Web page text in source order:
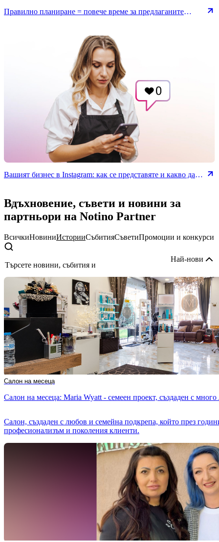
Правилно планиране = повече време за предлаганите
Вашият бизнес в Instagram: как се представяте и какво да
Вдъхновение, съвети и новини за
партньори на Notino Partner
ВсичкиНовиниИсторииСъбитияСъветиПромоции и конкурси
Търсете
събития
или
препоръки
Най-нови
Салон на месеца
Салон на месеца: Maria Wyatt - семеен проект, създаден с
Салон, създаден с любов и семейна подкрепа, който през
професионализъм и поколения клиенти.